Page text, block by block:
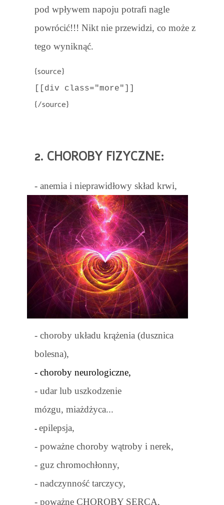
pod wpływem napoju potrafi nagle
powrócić!!! Nikt nie przewidzi, co może z
tego wyniknąć.
{source}
[[div class="more"]]
{/source}
2. CHOROBY FIZYCZNE:
- anemia i nieprawidłowy skład krwi,
- choroby układu krążenia (dusznica
bolesna),
- choroby neurologiczne,
- udar lub uszkodzenie
mózgu, miażdżyca...
- epilepsja,
- poważne choroby wątroby i nerek,
- guz chromochłonny,
- nadczynność tarczycy,
- poważne CHOROBY SERCA,